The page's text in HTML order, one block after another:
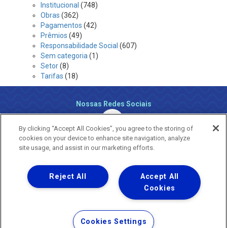
Institucional (748)
Obras (362)
Pagamentos (42)
Prêmios (49)
Responsabilidade Social (607)
Sem categoria (1)
Setor(8)
Tarifas (18)
Nossas Redes Sociais
Uma empresa
Copyright ® 2026 - Todos os Direitos Reservados.
Nossa natureza movimenta a vida
Termos Gerais de Uso de Sites e Aplicativos
By clicking “Accept All Cookies”, you agree to the storing of
cookies on your device to enhance site navigation, analyze
site usage, and assist in our marketing efforts.
Accept All
Cookies
Reject All
Cookies Settings